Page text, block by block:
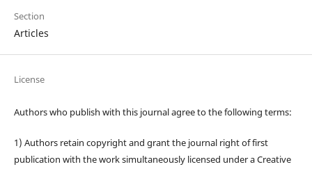
Section
Articles
License
Authors who publish with this journal agree to the following terms:
1) Authors retain copyright and grant the journal right of first
publication with the work simultaneously licensed under a Creative